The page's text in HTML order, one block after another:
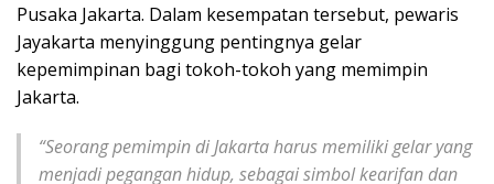
Pusaka Jakarta. Dalam kesempatan tersebut, pewaris
Jayakarta menyinggung pentingnya gelar
kepemimpinan bagi tokoh-tokoh yang memimpin
Jakarta.
“Seorang pemimpin di Jakarta harus memiliki gelar yang
menjadi pegangan hidup, sebagai simbol kearifan dan